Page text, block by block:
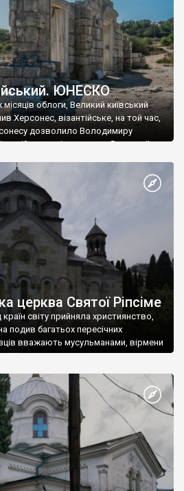
ЮНЕСКО
місяців облоги, Великий київський
Херсонес, візантійське, на той час,
дозволило Володимиру
імператору Василю ІІ, та
став Василем-християнином.
На честь Херсонесу Таврійського
церква Святої Ріпсіме
світу прийняла християнство,
подив багатьох пересічних
вважають мусульманами, вірмени